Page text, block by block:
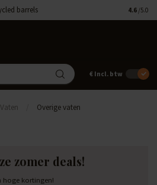
barrels 4.6 /5.0
€ Incl. btw
Vaten Overige vaten
zomer deals!
hoge kortingen!